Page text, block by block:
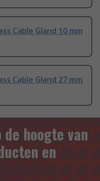
Cable Gland 10 mm
Cable Gland 27 mm
hoogte van
en